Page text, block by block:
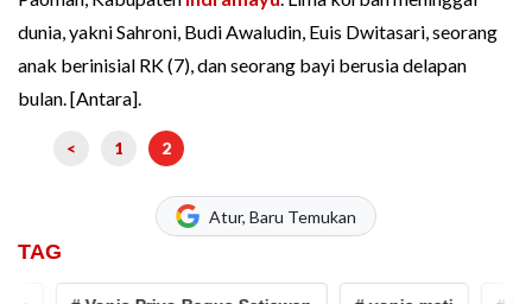
dunia, yakni Sahroni, Budi Awaludin, Euis Dwitasari, seorang
anak berinisial RK (7), dan seorang bayi berusia delapan
bulan. [Antara].
< 1 2
Atur, Baru Temukan
TAG